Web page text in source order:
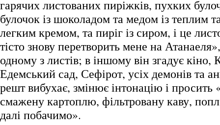
гарячих листованих пиріжків, пухких
булочок із шоколадом та медом із теплим
легким кремом, та пиріг із сиром, і це
тісто знову перетворить мене на
одному з листів; в іншому він згадує кіно,
Едемський сад, Сефірот, усіх демонів та
решт вибухає, змінює інтонацію і просить
смажену картоплю, фільтровану каву,
далі побачимо».